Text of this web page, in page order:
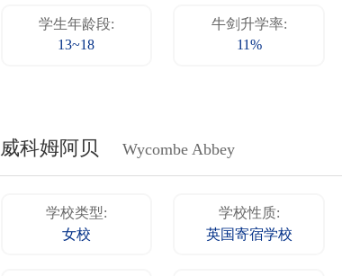
学生年龄段:
13~18
牛剑升学率:
11%
威科姆阿贝 Wycombe Abbey
学校类型:
女校
学校性质:
英国寄宿学校